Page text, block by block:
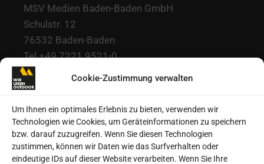
Cookie-Zustimmung verwalten
Um Ihnen ein optimales Erlebnis zu bieten, verwenden wir
Technologien wie Cookies, um Geräteinformationen zu speichern
bzw. darauf zuzugreifen. Wenn Sie diesen Technologien
zustimmen, können wir Daten wie das Surfverhalten oder
eindeutige IDs auf dieser Website verarbeiten. Wenn Sie Ihre
MSV Medien Baden-Baden GmbH
Schulstr. 12
76532 Baden-Baden
Tel +49 7221 9521-0
info@msv-medien.de
www.msv-medien.de
ABO & HEFTE